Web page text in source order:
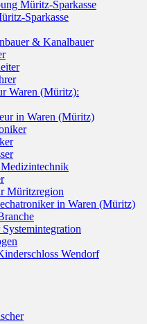
Müritz-Sparkasse
Sparkasse
& Kanalbauer
Waren (Müritz):
in Waren (Müritz)
Müritzregion
in Waren (Müritz)
Wendorf